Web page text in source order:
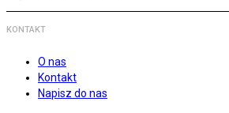
KONTAKT
O nas
Kontakt
Napisz do nas